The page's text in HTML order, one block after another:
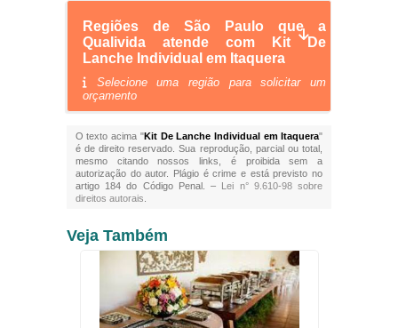
Regiões de São Paulo que a
Qualivida atende com Kit De
Lanche Individual em Itaquera
Selecione uma região para solicitar um
orçamento
O texto acima "Kit De Lanche Individual em Itaquera"
é de direito reservado. Sua reprodução, parcial ou total,
mesmo citando nossos links, é proibida sem a
autorização do autor. Plágio é crime e está previsto no
artigo 184 do Código Penal. – Lei n° 9.610-98 sobre
direitos autorais
Veja Também